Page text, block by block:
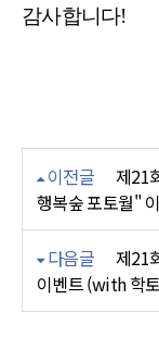
감사합니다!
이전글
제21
행복숲 포토월"
다음글
제21
이벤트 (with 학